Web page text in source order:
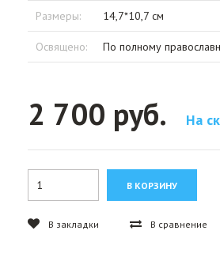
Размеры: 14,7*10,7 см
Освящено: По полному
2 700 руб. На
В закладки В сравнение